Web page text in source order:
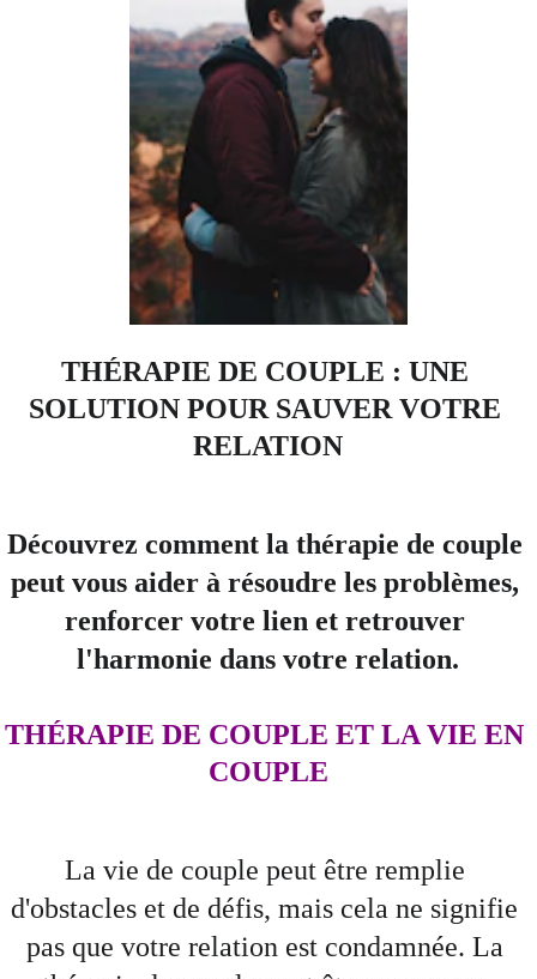
THÉRAPIE DE COUPLE : UNE
SOLUTION POUR SAUVER VOTRE
RELATION
Découvrez comment la thérapie de couple
peut vous aider à résoudre les problèmes,
renforcer votre lien et retrouver
l'harmonie dans votre relation.
THÉRAPIE DE COUPLE ET LA VIE EN
COUPLE
La vie de couple peut être remplie
d'obstacles et de défis, mais cela ne signifie
pas que votre relation est condamnée. La